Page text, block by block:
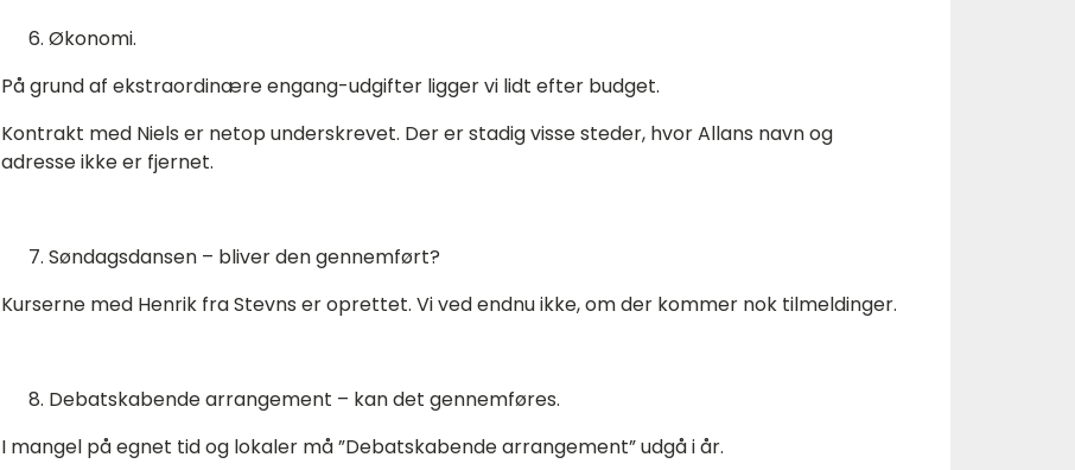
Økonomi.
På grund af ekstraordinære engang-udgifter ligger vi lidt efter budget.
Kontrakt med Niels er netop underskrevet. Der er stadig visse steder, hvor Allans navn og
adresse ikke er fjernet.
Søndagsdansen – bliver den gennemført?
Kurserne med Henrik fra Stevns er oprettet. Vi ved endnu ikke, om der kommer nok tilmeldinger.
Debatskabende arrangement – kan det gennemføres.
I mangel på egnet tid og lokaler må ”Debatskabende arrangement” udgå i år.